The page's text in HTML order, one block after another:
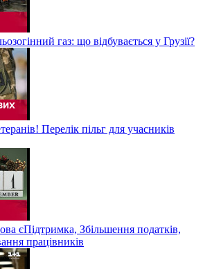
газ: що відбувається у Грузії?
Перелік пільг для учасників
єПідтримка, Збільшення податків,
працівників